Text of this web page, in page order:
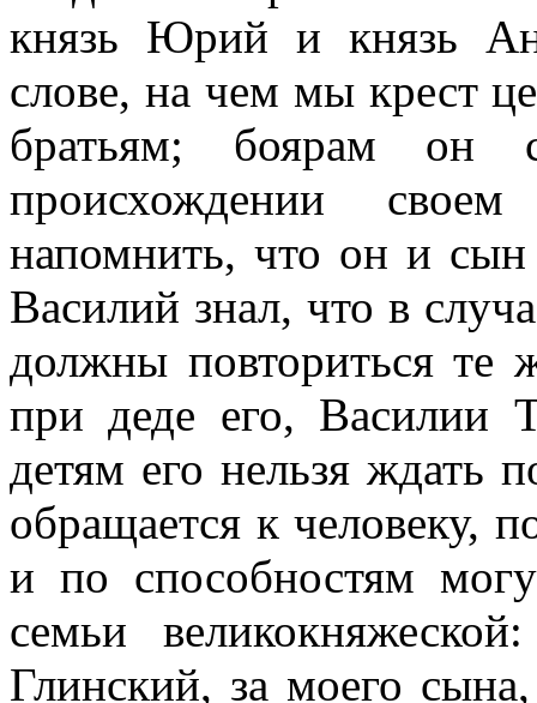
князь Юрий и князь
слове, на чем мы крест
братьям; боярам он
происхождении
напомнить, что он и
Василий знал, что в
должны повториться те
при деде его, Василии
детям его нельзя ждать
обращается к человеку,
и по способностям
семьи
Глинский, за моего